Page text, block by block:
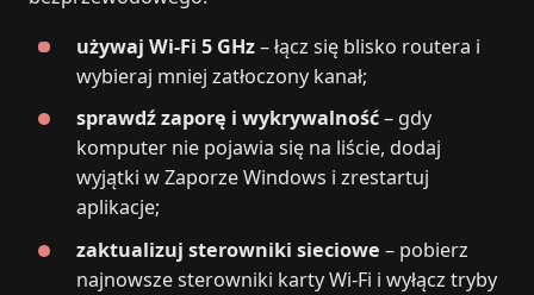
używaj Wi‑Fi 5 GHz– łącz się blisko routera i
wybieraj mniej zatłoczony kanał;
sprawdź zaporę i wykrywalność– gdy
komputer nie pojawia się na liście, dodaj
wyjątki w Zaporze Windows i zrestartuj
aplikacje;
zaktualizuj sterowniki sieciowe – pobierz
najnowsze sterowniki karty Wi‑Fi i wyłącz tryby